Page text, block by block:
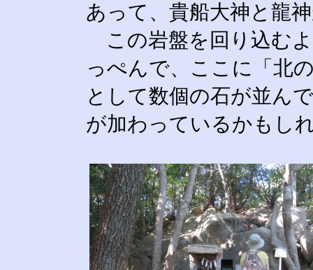
あって、貴船大神と龍
この岩盤を回り込む
っぺんで、ここに「北
として数個の石が並ん
が加わっているかもし